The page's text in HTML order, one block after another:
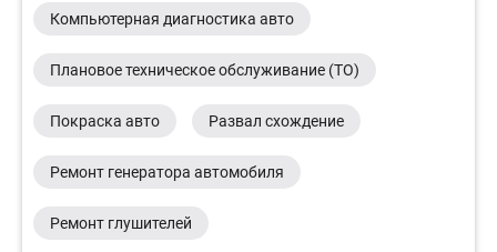
Компьютерная диагностика авто
Плановое техническое обслуживание (ТО)
Покраска авто Развал схождение
Ремонт генератора автомобиля
Ремонт глушителей